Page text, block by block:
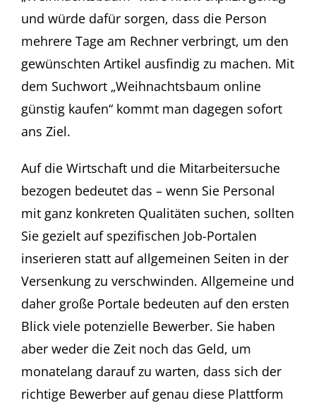
und würde dafür sorgen, dass die Person
mehrere Tage am Rechner verbringt, um den
gewünschten Artikel ausfindig zu machen. Mit
dem Suchwort „Weihnachtsbaum online
günstig kaufen“ kommt man dagegen sofort
ans Ziel.
Auf die Wirtschaft und die Mitarbeitersuche
bezogen bedeutet das – wenn Sie Personal
mit ganz konkreten Qualitäten suchen, sollten
Sie gezielt auf spezifischen Job-Portalen
inserieren statt auf allgemeinen Seiten in der
Versenkung zu verschwinden. Allgemeine und
daher große Portale bedeuten auf den ersten
Blick viele potenzielle Bewerber. Sie haben
aber weder die Zeit noch das Geld, um
monatelang darauf zu warten, dass sich der
richtige Bewerber auf genau diese Plattform